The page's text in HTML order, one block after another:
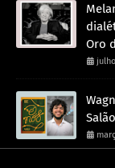
Oro